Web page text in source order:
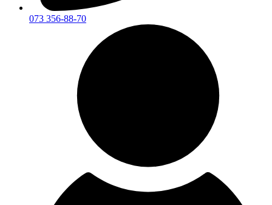
073 356-88-70